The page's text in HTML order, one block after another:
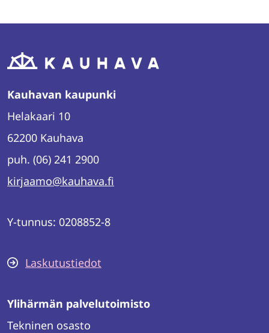
Kauhavan kaupunki
Helakaari 10
62200 Kauhava
puh. (06) 241 2900
kirjaamo@kauhava.fi
Y-tunnus: 0208852-8
Laskutustiedot
Ylihärmän palvelutoimisto
Tekninen osasto